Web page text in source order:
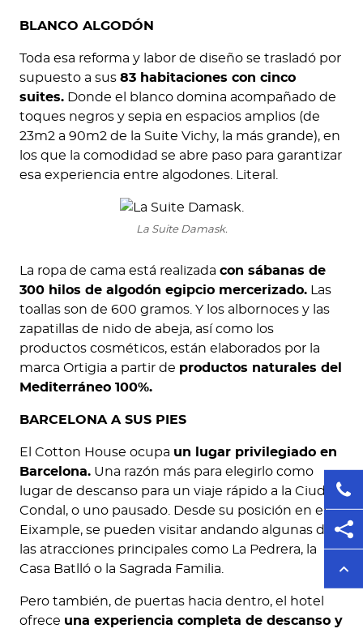
BLANCO ALGODÓN
Toda esa reforma y labor de diseño se trasladó por
supuesto a sus 83 habitaciones con cinco
suites. Donde el blanco domina acompañado de
toques negros y sepia en espacios amplios (de
23m2 a 90m2 de la Suite Vichy, la más grande), en
los que la comodidad se abre paso para garantizar
esa experiencia entre algodones. Literal.
La Suite Damask.
La ropa de cama está realizada con sábanas de
300 hilos de algodón egipcio mercerizado. Las
toallas son de 600 gramos. Y los albornoces y las
zapatillas de nido de abeja, así como los
productos cosméticos, están elaborados por la
marca Ortigia a partir de productos naturales del
Mediterráneo 100%.
BARCELONA A SUS PIES
El Cotton House ocupa un lugar privilegiado en
Barcelona. Una razón más para elegirlo como
lugar de descanso para un viaje rápido a la Ciudad
Condal, o uno pausado. Desde su posición en el
Eixample, se pueden visitar andando algunas de
las atracciones principales como La Pedrera, la
Casa Batlló o la Sagrada Familia.
Pero también, de puertas hacia dentro, el hotel
ofrece una experiencia completa de descanso y